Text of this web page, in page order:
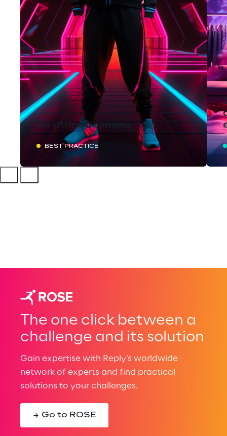
Da vitrine à compra
BEST PRACTICE
The one click between a
challenge and its solution
Gain expertise with Reply’s worldwide
network of experts and find practical
solutions to your challenges.
Go to ROSE